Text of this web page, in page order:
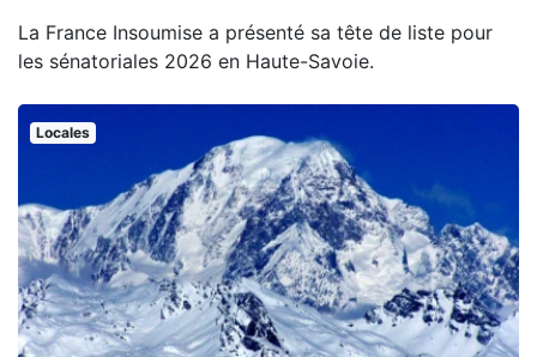
La France Insoumise a présenté sa tête de liste pour
les sénatoriales 2026 en Haute-Savoie.
Locales